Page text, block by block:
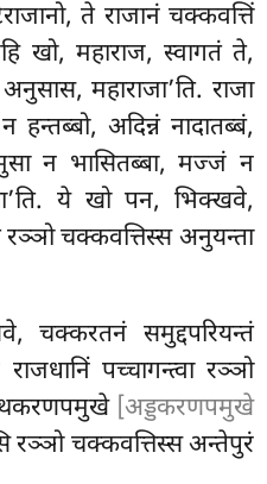
ते राजानं चक्कवत्तिं
खो, महाराज, स्वागतं ते,
महाराजा’ति. राजा
अदिन्नं नादातब्बं,
न भासितब्बा, मज्जं न
ये खो पन, भिक्खवे,
रञ्ञो चक्कवत्तिस्स अनुयन्ता
चक्करतनं समुद्दपरियन्तं
पच्चागन्त्वा रञ्ञो
[अड्डकरणपमुखे
रञ्ञो चक्कवत्तिस्स अन्तेपुरं